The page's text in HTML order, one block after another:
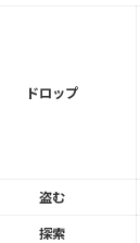
ドロップ
盗む
探索